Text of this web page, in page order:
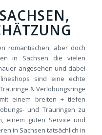
romantischen, aber doch
in Sachsen die vielen
angesehen und dabei
sind eine echte
& Verlobungsringe
einem breiten + tiefen
und Trauringen zu
einem guten Service und
in Sachsen tatsächlich in